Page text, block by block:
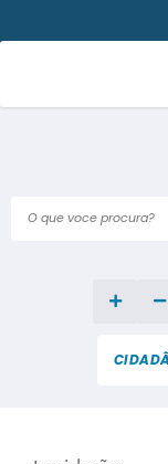
O que voce procura?